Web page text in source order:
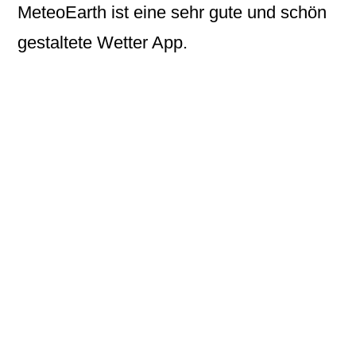
MeteoEarth ist eine sehr gute und schön
gestaltete Wetter App.